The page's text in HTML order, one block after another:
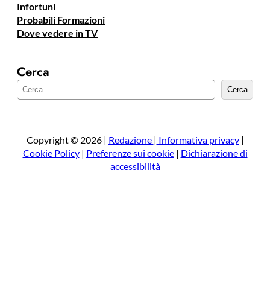
Infortuni
Probabili Formazioni
Dove vedere in TV
Cerca
e
a
Cerca
Copyright © 2026 | Redazione | Informativa privacy|
Cookie Policy| Preferenze sui cookie| Dichiarazione di
accessibilità